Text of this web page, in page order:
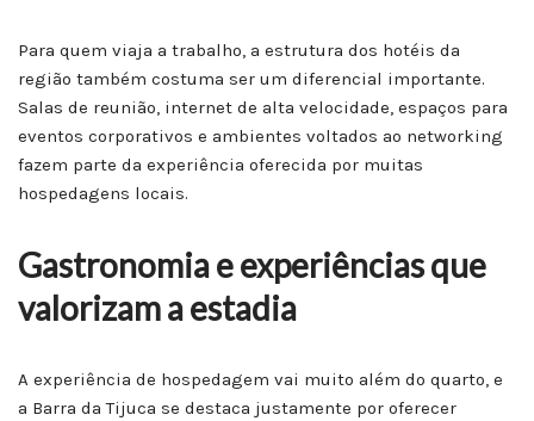
Para quem viaja a trabalho, a estrutura dos hotéis da
região também costuma ser um diferencial importante.
Salas de reunião, internet de alta velocidade, espaços para
eventos corporativos e ambientes voltados ao networking
fazem parte da experiência oferecida por muitas
hospedagens locais.
Gastronomia e experiências que
valorizam a estadia
A experiência de hospedagem vai muito além do quarto, e
a Barra da Tijuca se destaca justamente por oferecer